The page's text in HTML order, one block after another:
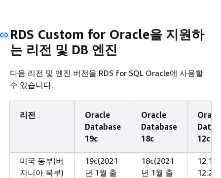
RDS Custom for Oracle을 지원하
는 리전 및 DB 엔진
다음 리전 및 엔진 버전을 RDS for SQL Oracle에 사용할
수 있습니다.
리전
Oracle
Database
19c
Oracle
Database
18c
12c
미국 동부(버
지니아 북부)
19c(2021
년 1월 출
18c(2021
년 1월 출
12.1